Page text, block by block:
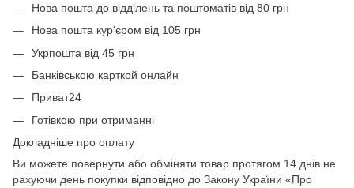
Нова пошта до відділень та поштоматів від 80 грн
Нова пошта кур'єром від 105 грн
Укрпошта від 45 грн
Банківською карткой онлайн
Приват24
Готівкою при отриманні
Докладніше про оплату
Ви можете повернути або обміняти товар протягом 14 днів не
рахуючи день покупки відповідно до Закону України «Про